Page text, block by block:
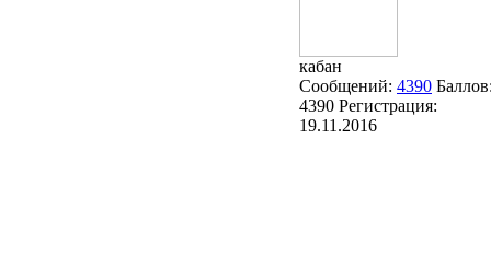
кабан
Сообщений: 4390
4390 Регистрация:
19.11.2016